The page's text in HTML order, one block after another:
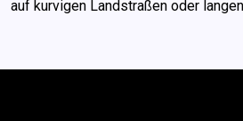
auf kurvigen Landstraßen oder